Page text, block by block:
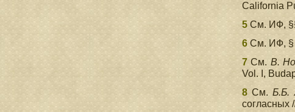
California
5 См. ИФ,
6 См. ИФ, §
7 См. В.
Vol. I,
8 См. Б.Б.
согласных